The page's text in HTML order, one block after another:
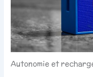
Autonomie et